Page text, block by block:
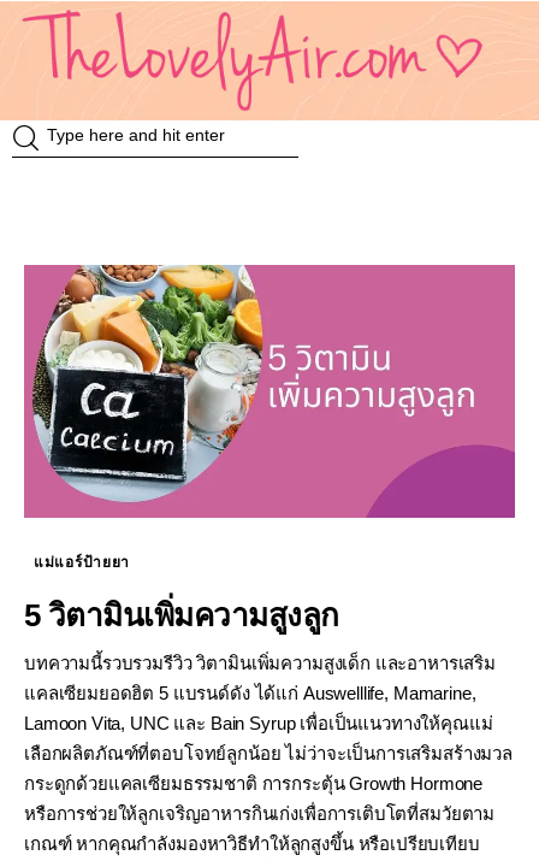
Knowledge
Insurance
VDO
Event & Activities
แม่แอร์ป้ายยา
5 วิตามินเพิ่มความสูงลูก
บทความนี้รวบรวมรีวิว วิตามินเพิ่มความสูงเด็ก และอาหารเสริม
แคลเซียมยอดฮิต 5 แบรนด์ดัง ได้แก่ Auswelllife, Mamarine,
Lamoon Vita, UNC และ Bain Syrup เพื่อเป็นแนวทางให้คุณแม่
เลือกผลิตภัณฑ์ที่ตอบโจทย์ลูกน้อย ไม่ว่าจะเป็นการเสริมสร้างมวล
กระดูกด้วยแคลเซียมธรรมชาติ การกระตุ้น Growth Hormone
หรือการช่วยให้ลูกเจริญอาหารกินเก่งเพื่อการเติบโตที่สมวัยตาม
เกณฑ์ หากคุณกำลังมองหาวิธีทำให้ลูกสูงขึ้น หรือเปรียบเทียบ